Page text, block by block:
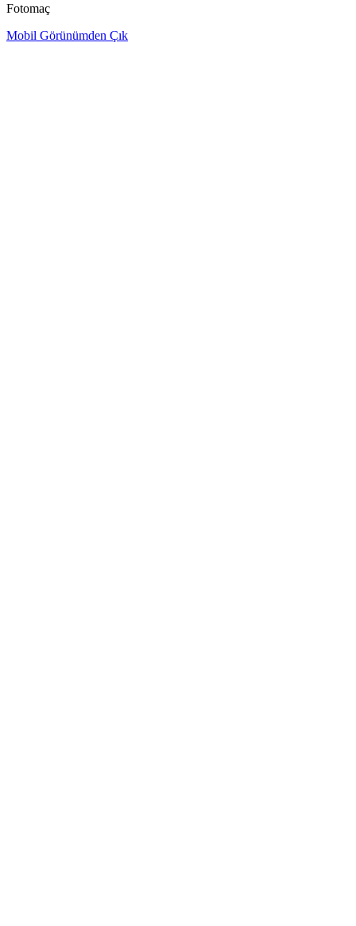
Fotomaç
Mobil Görünümden Çık